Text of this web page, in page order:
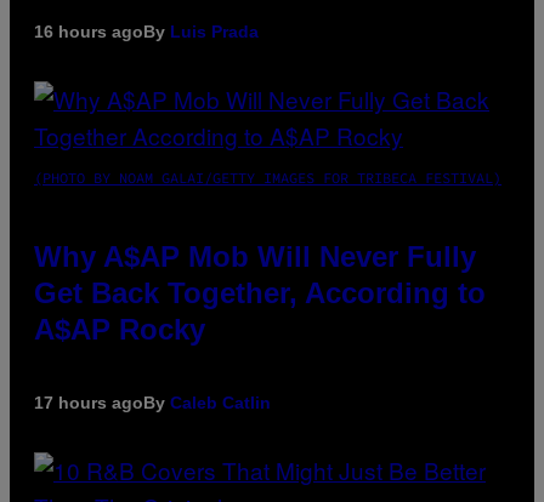
16 hours agoBy Luis Prada
(PHOTO BY NOAM GALAI/GETTY IMAGES FOR TRIBECA FESTIVAL)
Why A$AP Mob Will Never Fully
Get Back Together, According to
A$AP Rocky
17 hours agoBy Caleb Catlin